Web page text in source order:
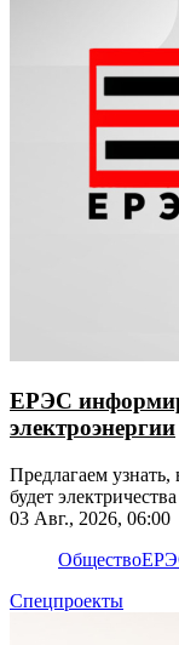
ЕРЭС
электроэнергии
​​​​​​​Предлагаем
будет
03 Авг., 2026, 06:00
Общество
Спецпроекты